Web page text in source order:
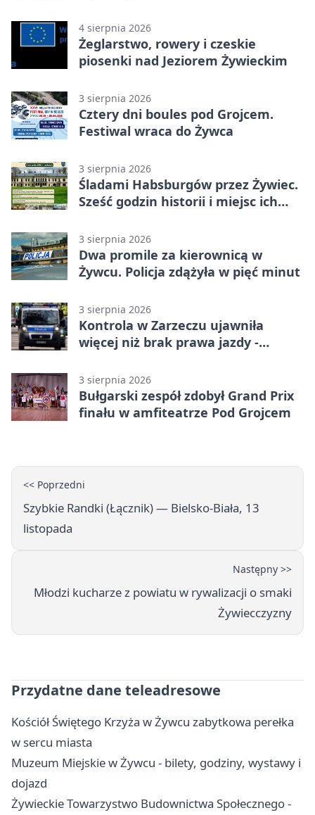
4 sierpnia 2026
Żeglarstwo, rowery i czeskie
piosenki nad Jeziorem Żywieckim
3 sierpnia 2026
Cztery dni boules pod Grojcem.
Festiwal wraca do Żywca
3 sierpnia 2026
Śladami Habsburgów przez Żywiec.
Sześć godzin historii i miejsc ich
3 sierpnia 2026
Dwa promile za kierownicą w
Żywcu. Policja zdążyła w pięć minut
3 sierpnia 2026
Kontrola w Zarzeczu ujawniła
więcej niż brak prawa jazdy -
3 sierpnia 2026
Bułgarski zespół zdobył Grand Prix
finału w amfiteatrze Pod Grojcem
<< Poprzedni
Szybkie Randki (Łącznik) — Bielsko‑Biała, 13
listopada
Następny >>
Młodzi kucharze z powiatu w rywalizacji o smaki
Żywiecczyzny
Przydatne dane teleadresowe
Kościół Świętego Krzyża w Żywcu zabytkowa perełka
w sercu miasta
Muzeum Miejskie w Żywcu - bilety, godziny, wystawy i
dojazd
Żywieckie Towarzystwo Budownictwa Społecznego -